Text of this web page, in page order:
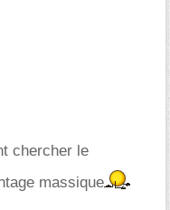
chercher le
massique